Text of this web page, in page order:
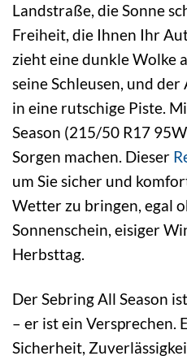
Landstraße, die Sonne
Freiheit, die Ihnen Ihr
zieht eine dunkle Wolke
seine Schleusen, und
in eine rutschige Piste.
Season (215/50 R17
Sorgen machen. Dieser
um Sie sicher und
Wetter zu bringen, egal
Sonnenschein, eisiger
Herbsttag.
Der Sebring All Season
– er ist ein Versprechen.
Sicherheit,